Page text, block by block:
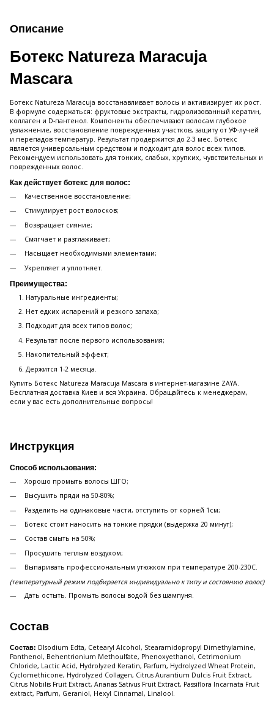
Описание
Ботекс Natureza Maracuja
Mascara
Ботекс Natureza Maracuja восстанавливает волосы и активизирует их рост.
В формуле содержаться: фруктовые экстракты, гидролизованный кератин,
коллаген и D-пантенол. Компоненты обеспечивают волосам глубокое
увлажнение, восстановление поврежденных участков, защиту от УФ-лучей
и перепадов температур. Результат продержится до 2-3 мес. Ботекс
является универсальным средством и подходит для волос всех типов.
Рекомендуем использовать для тонких, слабых, хрупких, чувствительных и
поврежденных волос.
Как действует ботекс для волос:
Качественное восстановление;
Стимулирует рост волосков;
Возвращает сияние;
Смягчает и разглаживает;
Насыщает необходимыми элементами;
Укрепляет и уплотняет.
Преимущества:
Натуральные ингредиенты;
Нет едких испарений и резкого запаха;
Подходит для всех типов волос;
Результат после первого использования;
Накопительный эффект;
Держится 1-2 месяца.
Купить Ботекс Natureza Maracuja Mascara в интернет-магазине ZAYA.
Бесплатная доставка Киев и вся Украина. Обращайтесь к менеджерам,
если у вас есть дополнительные вопросы!
Инструкция
Способ использования:
Хорошо промыть волосы ШГО;
Высушить пряди на 50-80%;
Разделить на одинаковые части, отступить от корней 1см;
Ботекс стоит наносить на тонкие прядки (выдержка 20 минут);
Состав смыть на 50%;
Просушить теплым воздухом;
Выпаривать профессиональным утюжком при температуре 200-230С.
(температурный режим подбирается индивидуально к типу и состоянию волос)
Дать остыть. Промыть волосы водой без шампуня.
Состав
Состав: DIsodium Edta, Cetearyl Alcohol, Stearamidopropyl Dimethylamine,
Panthenol, Behentrionium Methoulfate, Phenoxyethanol, Cetrimonium
Chloride, Lactic Acid, Hydrolyzed Keratin, Parfum, Hydrolyzed Wheat Protein,
Cyclomethicone, Hydrolyzed Collagen, Citrus Aurantium Dulcis Fruit Extract,
Citrus Nobilis Fruit Extract, Ananas Sativus Fruit Extract, Passiflora Incarnata Fruit
extract, Parfum, Geraniol, Hexyl Cinnamal, Linalool.